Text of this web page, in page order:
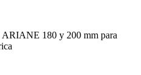
ARIANE 180 y 200 mm para